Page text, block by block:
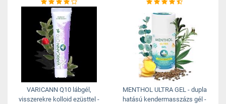
VARICANN Q10 lábgél,
visszerekre kolloid ezüsttel -
MENTHOL ULTRA GEL - dupla
hatású kendermasszázs gél -